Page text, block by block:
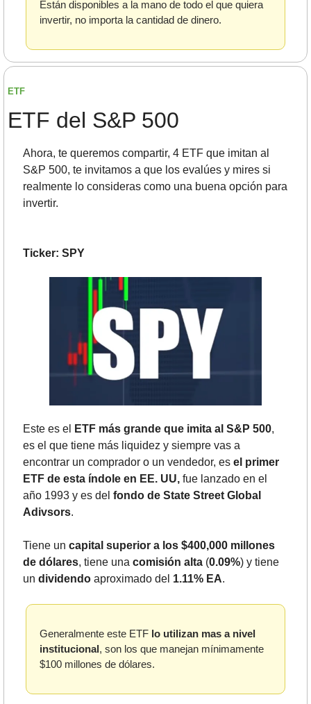
Están disponibles a la mano de todo el que quiera
invertir, no importa la cantidad de dinero.
ETF
ETF del S&P 500
Ahora, te queremos compartir, 4 ETF que imitan al
S&P 500, te invitamos a que los evalúes y mires si
realmente lo consideras como una buena opción para
invertir.
Ticker: SPY
Este es el ETF más grande que imita al S&P 500,
es el que tiene más liquidez y siempre vas a
encontrar un comprador o un vendedor, es el primer
ETF de esta índole en EE. UU, fue lanzado en el
año 1993 y es del fondo de State Street Global
Adivsors.
Tiene un capital superior a los $400,000 millones
de dólares, tiene una comisión alta (0.09%) y tiene
un dividendo aproximado del 1.11% EA.
Generalmente este ETF lo utilizan mas a nivel
institucional, son los que manejan mínimamente
$100 millones de dólares.